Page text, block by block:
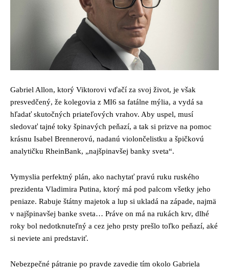
Gabriel Allon, ktorý Viktorovi vďačí za svoj život, je však
presvedčený, že kolegovia z MI6 sa fatálne mýlia, a vydá sa
hľadať skutočných priateľových vrahov. Aby uspel, musí
sledovať tajné toky špinavých peňazí, a tak si prizve na pomoc
krásnu Isabel Brennerovú, nadanú violončelistku a špičkovú
analytičku RheinBank, „najšpinavšej banky sveta“.
Vymyslia perfektný plán, ako nachytať pravú ruku ruského
prezidenta Vladimira Putina, ktorý má pod palcom všetky jeho
peniaze. Rabuje štátny majetok a lup si ukladá na západe, najmä
v najšpinavšej banke sveta… Práve on má na rukách krv, dlhé
roky bol nedotknuteľný a cez jeho prsty prešlo toľko peňazí, aké
si neviete ani predstaviť.
Nebezpečné pátranie po pravde zavedie tím okolo Gabriela